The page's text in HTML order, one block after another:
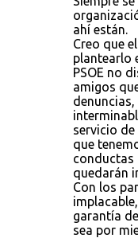
ahí están.
Creo que
plantearlo
PSOE no
amigos
servicio
que
conductas
quedarán
Con los
garantía
sea por